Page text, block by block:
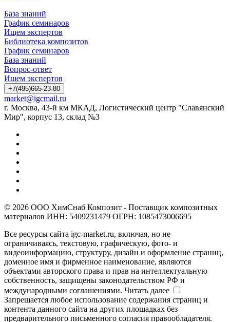
База знаний
График семинаров
Ищем экспертов
Библиотека композитов
График семинаров
База знаний
Вопрос-ответ
Ищем экспертов
+7(495)665-23-80
market@igcmail.ru
г. Москва, 43-й км МКАД, Логистический центр "Славянский
Мир", корпус 13, склад №3
© 2026 ООО ХимСнаб Композит - Поставщик композитных
материалов ИНН: 5409231479 ОГРН: 1085473006695
Все ресурсы сайта igc-market.ru, включая, но не
ограничиваясь, текстовую, графическую, фото- и
видеоинформацию, структуру, дизайн и оформление страниц,
доменное имя и фирменное наименование, являются
объектами авторского права и прав на интеллектуальную
собственность, защищены законодательством РФ и
международными соглашениями. Читать далее
Запрещается любое использование содержания страниц и
контента данного сайта на других площадках без
предварительного письменного согласия правообладателя.